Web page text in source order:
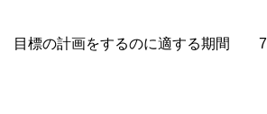
目標の計画をするのに適する期間 7